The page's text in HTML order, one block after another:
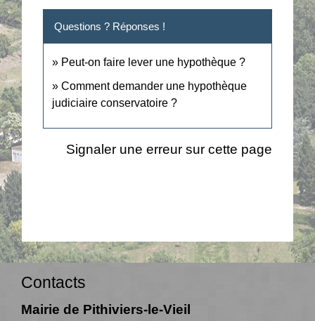
Questions ? Réponses !
Peut-on faire lever une hypothèque ?
Comment demander une hypothèque
judiciaire conservatoire ?
Signaler une erreur sur cette page
Contacts
Mairie de Pithiviers-le-Vieil